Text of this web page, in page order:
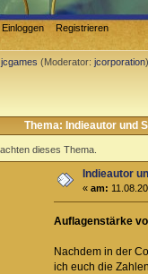
Einloggen Registrieren
jcgames (Moderator:jcorporation
Thema: Indieautor und
dieses Thema.
Indieautor
«am:
Auflagenstärke
Nachdem in der
ich euch die